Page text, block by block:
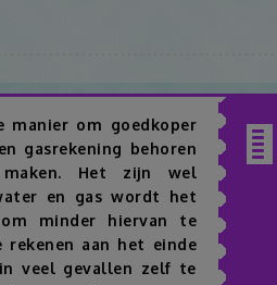
manier om goedkoper
gasrekening behoren
Het zijn wel
en gas wordt het
minder hiervan te
aan het einde
veel gevallen zelf te